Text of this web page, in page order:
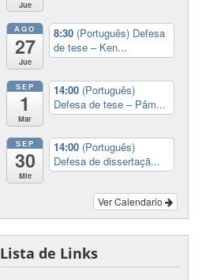
Jue
AGO
27
Jue
8:30 (Português) Defesa
de tese – Ken...
SEP
1
Mar
14:00 (Português)
Defesa de tese – Pâm...
SEP
30
Mie
14:00 (Português)
Defesa de dissertaçã...
Ver Calendario
Lista de Links